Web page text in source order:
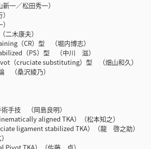
一／松田秀一）
木康夫）
（CR）型 （堀内博志）
（PS）型 （中川 滋）
（cruciate substituting）型 （畑山和久）
（桑沢綾乃）
手技 （岡島良明）
aligned TKA）（松本知之）
ligament stabilized TKA）（龍 啓之助）